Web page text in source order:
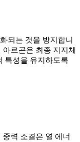
되는 것을 방지합니
르곤은 최종 지지체
특성을 유지하도록
력 소결은 열 에너